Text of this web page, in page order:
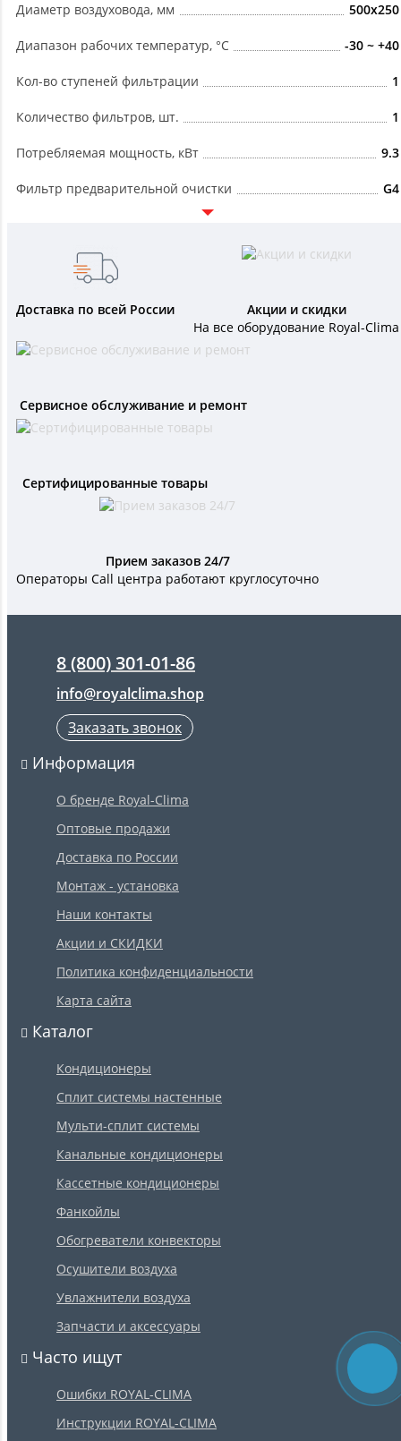
Диаметр воздуховода, мм 500х250
Диапазон рабочих температур, °C -30 ~ +40
Кол-во ступеней фильтрации 1
Количество фильтров, шт. 1
Потребляемая мощность, кВт 9.3
Фильтр предварительной очистки G4
Доставка по всей России
Акции и скидки
На все оборудование Royal-Clima
Сервисное обслуживание и ремонт
Сертифицированные товары
Прием заказов 24/7
Операторы Call центра работают круглосуточно
8 (800) 301-01-86
info@royalclima.shop
Заказать звонок
Информация
О бренде Royal-Clima
Оптовые продажи
Доставка по России
Монтаж - установка
Наши контакты
Акции и СКИДКИ
Политика конфиденциальности
Карта сайта
Каталог
Кондиционеры
Сплит системы настенные
Мульти-сплит системы
Канальные кондиционеры
Кассетные кондиционеры
Фанкойлы
Обогреватели конвекторы
Осушители воздуха
Увлажнители воздуха
Запчасти и аксессуары
Часто ищут
Ошибки ROYAL-CLIMA
Инструкции ROYAL-CLIMA